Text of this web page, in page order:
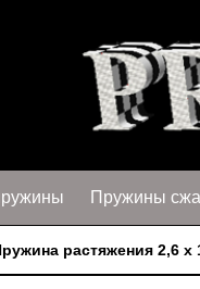
Пружины
растяжения 2,6 х